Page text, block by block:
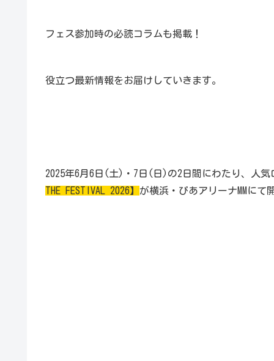
フェス参加時の必読コラムも掲載！
役立つ最新情報をお届けしていきます。
2025年6月6日(土)・7日(日)の2日間にわたり、人気
THE FESTIVAL 2026】 が横浜・ぴあアリーナMMにて